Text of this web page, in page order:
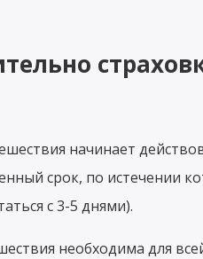
начинает
срок, по истечении
с 3-5 днями).
необходима для